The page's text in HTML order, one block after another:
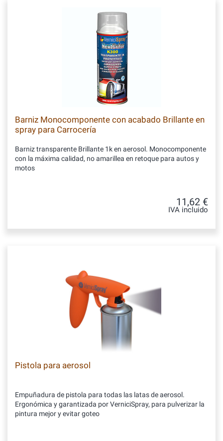
Barniz Monocomponente con acabado Brillante en
spray para Carrocería
Barniz transparente Brillante 1k en aerosol. Monocomponente
con la máxima calidad, no amarillea en retoque para autos y
motos
11,62 €
IVA incluido
Pistola para aerosol
Empuñadura de pistola para todas las latas de aerosol.
Ergonómica y garantizada por VerniciSpray, para pulverizar la
pintura mejor y evitar goteo